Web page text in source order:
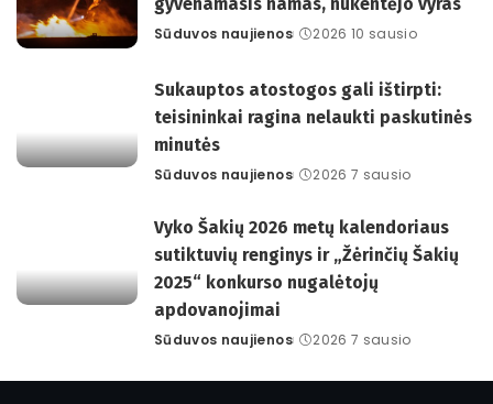
Posted
Sūduvos naujienos 2026 10 sausio
Sukauptos atostogos gali ištirpti:
teisininkai ragina nelaukti paskutinės
minutės
Posted
Sūduvos naujienos 2026 7 sausio
Vyko Šakių 2026 metų kalendoriaus
sutiktuvių renginys ir „Žėrinčių Šakių
2025“ konkurso nugalėtojų
apdovanojimai
Posted
Sūduvos naujienos 2026 7 sausio